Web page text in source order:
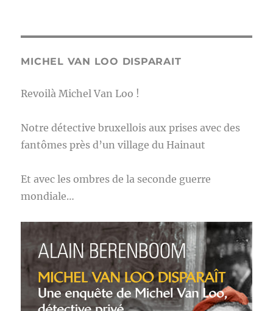
MICHEL VAN LOO DISPARAIT
Revoilà Michel Van Loo !
Notre détective bruxellois aux prises avec des
fantômes près d’un village du Hainaut
Et avec les ombres de la seconde guerre
mondiale…